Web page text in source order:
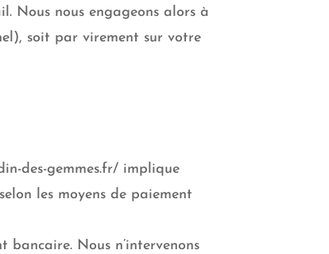
Nous nous engageons alors à
soit par virement sur votre
des-gemmes.fr/ implique
les moyens de paiement
Nous n’intervenons